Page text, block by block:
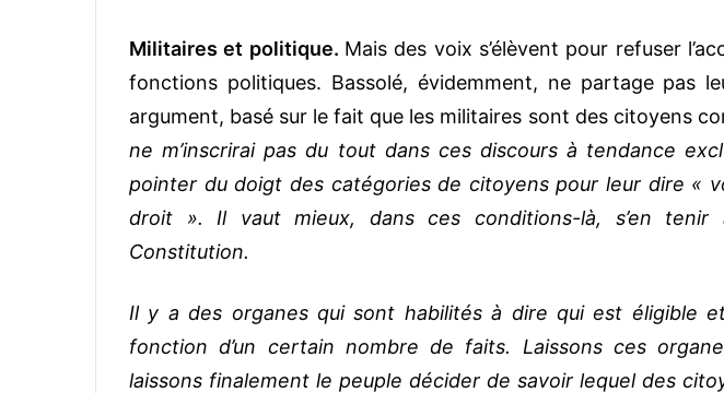
Militaires et politique. Mais des voix s’élèvent pour refuser
fonctions politiques. Bassolé, évidemment, ne partage pas
argument, basé sur le fait que les militaires sont des citoyens
ne m’inscrirai pas du tout dans ces discours à tendance
pointer du doigt des catégories de citoyens pour leur dire «
droit ». Il vaut mieux, dans ces conditions-là, s’en
Constitution.
Il y a des organes qui sont habilités à dire qui est éligible
fonction d’un certain nombre de faits. Laissons ces
laissons finalement le peuple décider de savoir lequel des